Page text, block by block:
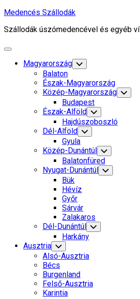
Skip
content
Medencés Szállodák
Szállodák úszómedencével és egyéb
Expand
Magyarország Toggle
Child
Balaton
Észak-Magyarország
Közép-Magyarország Toggle
Child
Budapest
Észak-Alföld Toggle
Child
Menu
Hajdúszoboszló
Dél-Alföld Toggle
Child
Menu
Gyula
Közép-Dunántúl Toggle
Child
Menu
Balatonfüred
Nyugat-Dunántúl Toggle
Child
Bük
Hévíz
Győr
Sárvár
Zalakaros
Dél-Dunántúl Toggle
Child
Harkány
Ausztria Toggle
Child
Menu
Alsó-Ausztria
Bécs
Burgenland
Felső-Ausztria
Karintia